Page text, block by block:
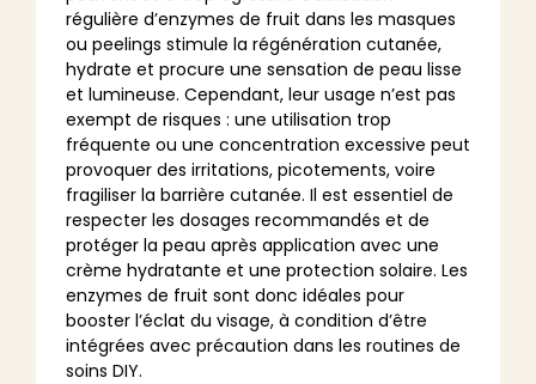
régulière d’enzymes de fruit dans les masques
ou peelings stimule la régénération cutanée,
hydrate et procure une sensation de peau lisse
et lumineuse. Cependant, leur usage n’est pas
exempt de risques : une utilisation trop
fréquente ou une concentration excessive peut
provoquer des irritations, picotements, voire
fragiliser la barrière cutanée. Il est essentiel de
respecter les dosages recommandés et de
protéger la peau après application avec une
crème hydratante et une protection solaire. Les
enzymes de fruit sont donc idéales pour
booster l’éclat du visage, à condition d’être
intégrées avec précaution dans les routines de
soins DIY.